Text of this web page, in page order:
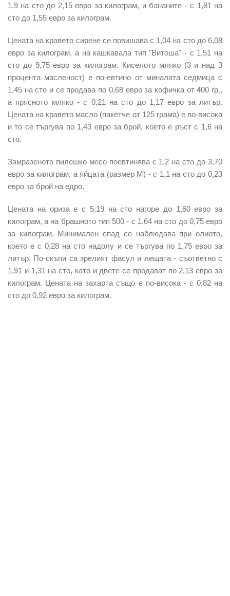
1,9 на сто до 2,15 евро за килограм, и бананите - с 1,81 на
сто до 1,55 евро за килограм.
Цената на кравето сирене се повишава с 1,04 на сто до 6,08
евро за килограм, а на кашкавала тип "Витоша" - с 1,51 на
сто до 9,75 евро за килограм. Киселото мляко (3 и над 3
процента масленост) е по-евтино от миналата седмица с
1,45 на сто и се продава по 0,68 евро за кофичка от 400 гр.,
а прясното мляко - с 0,21 на сто до 1,17 евро за литър.
Цената на кравето масло (пакетче от 125 грама) е по-висока
и то се търгува по 1,43 евро за брой, което е ръст с 1,6 на
сто.
Замразеното пилешко месо поевтинява с 1,2 на сто до 3,70
евро за килограм, а яйцата (размер М) - с 1,1 на сто до 0,23
евро за брой на едро.
Цената на ориза е с 5,19 на сто нагоре до 1,60 евро за
килограм, а на брашното тип 500 - с 1,64 на сто до 0,75 евро
за килограм. Минимален спад се наблюдава при олиото,
което е с 0,28 на сто надолу и се търгува по 1,75 евро за
литър. По-скъпи са зрелият фасул и лещата - съответно с
1,91 и 1,31 на сто, като и двете се продават по 2,13 евро за
килограм. Цената на захарта също е по-висока - с 0,82 на
сто до 0,92 евро за килограм.